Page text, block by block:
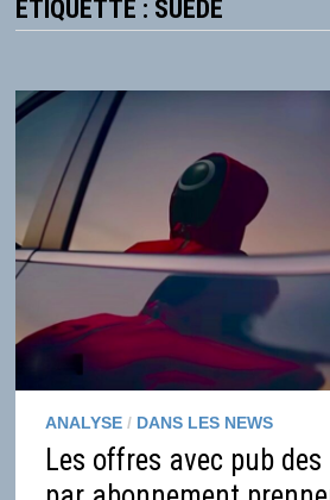
ÉTIQUETTE : SUÈDE
ANALYSE/ DANS LES NEWS
Les offres avec pub